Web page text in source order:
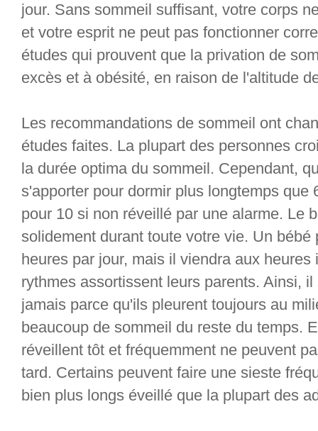
jour. Sans sommeil suffisant, votre corps
et votre esprit ne peut pas fonctionner
études qui prouvent que la privation de
excès et à obésité, en raison de l'altitude
Les recommandations de sommeil ont
études faites. La plupart des personnes
la durée optima du sommeil. Cependant,
s'apporter pour dormir plus longtemps que
pour 10 si non réveillé par une alarme. Le
solidement durant toute votre vie. Un
heures par jour, mais il viendra aux
rythmes assortissent leurs parents. Ainsi,
jamais parce qu'ils pleurent toujours au
beaucoup de sommeil du reste du temps.
réveillent tôt et fréquemment ne peuvent
tard. Certains peuvent faire une sieste
bien plus longs éveillé que la plupart des